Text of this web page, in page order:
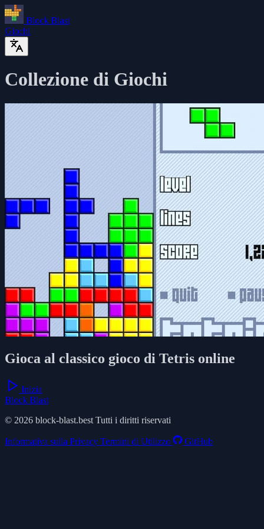
Block Blast
Giochi
Collezione di Giochi
Gioca al classico gioco di Tetris online
Inizia
Block Blast
© 2026 block-blast.best Tutti i diritti riservati
Informativa sulla Privacy Termini di Utilizzo GitHub